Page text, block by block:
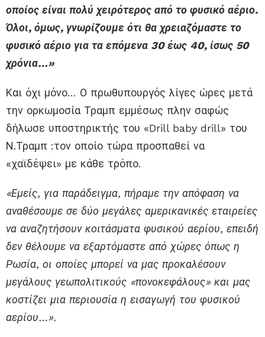
οποίος είναι πολύ χειρότερος από το φυσικό αέριο.
Όλοι, όμως, γνωρίζουμε ότι θα χρειαζόμαστε το
φυσικό αέριο για τα επόμενα 30 έως 40, ίσως 50
χρόνια…»
Και όχι μόνο… Ο πρωθυπουργός λίγες ώρες μετά
την ορκωμοσία Τραμπ εμμέσως πλην σαφώς
δήλωσε υποστηρικτής του «Drill baby drill» του
Ν.Τραμπ :τον οποίο τώρα προσπαθεί να
«χαϊδέψει» με κάθε τρόπο.
«Εμείς, για παράδειγμα, πήραμε την απόφαση να
αναθέσουμε σε δύο μεγάλες αμερικανικές εταιρείες
να αναζητήσουν κοιτάσματα φυσικού αερίου, επειδή
δεν θέλουμε να εξαρτόμαστε από χώρες όπως η
Ρωσία, οι οποίες μπορεί να μας προκαλέσουν
μεγάλους γεωπολιτικούς «πονοκεφάλους» και μας
κοστίζει μια περιουσία η εισαγωγή του φυσικού
αερίου…».